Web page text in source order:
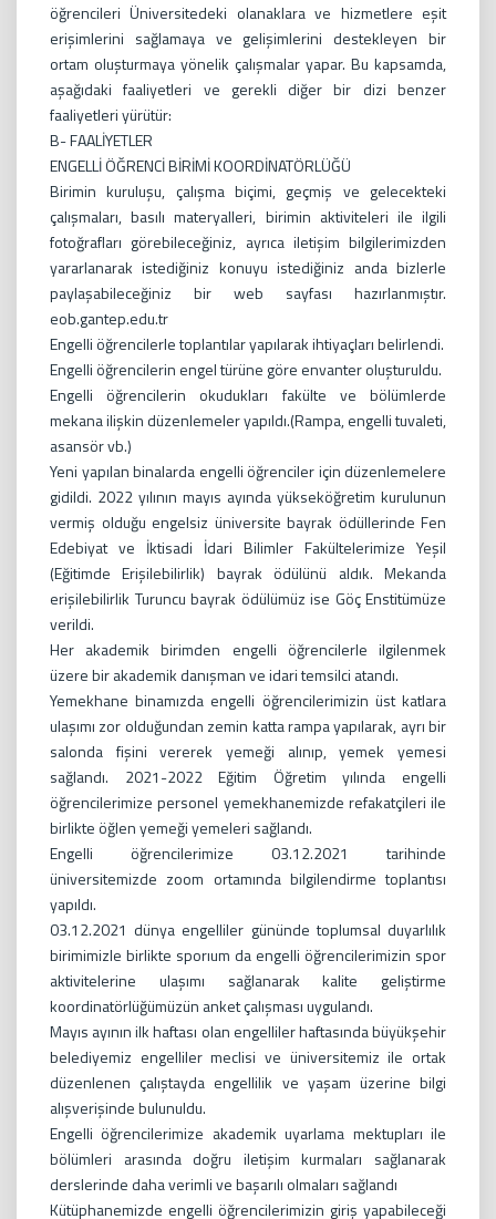
öğrencileri Üniversitedeki olanaklara ve hizmetlere eşit
erişimlerini sağlamaya ve gelişimlerini destekleyen bir
ortam oluşturmaya yönelik çalışmalar yapar. Bu kapsamda,
aşağıdaki faaliyetleri ve gerekli diğer bir dizi benzer
faaliyetleri yürütür:
B- FAALİYETLER
ENGELLİ ÖĞRENCİ BİRİMİ KOORDİNATÖRLÜĞÜ
Birimin kuruluşu, çalışma biçimi, geçmiş ve gelecekteki
çalışmaları, basılı materyalleri, birimin aktiviteleri ile ilgili
fotoğrafları görebileceğiniz, ayrıca iletişim bilgilerimizden
yararlanarak istediğiniz konuyu istediğiniz anda bizlerle
paylaşabileceğiniz bir web sayfası hazırlanmıştır.
eob.gantep.edu.tr
Engelli öğrencilerle toplantılar yapılarak ihtiyaçları belirlendi.
Engelli öğrencilerin engel türüne göre envanter oluşturuldu.
Engelli öğrencilerin okudukları fakülte ve bölümlerde
mekana ilişkin düzenlemeler yapıldı.(Rampa, engelli tuvaleti,
asansör vb.)
Yeni yapılan binalarda engelli öğrenciler için düzenlemelere
gidildi. 2022 yılının mayıs ayında yükseköğretim kurulunun
vermiş olduğu engelsiz üniversite bayrak ödüllerinde Fen
Edebiyat ve İktisadi İdari Bilimler Fakültelerimize Yeşil
(Eğitimde Erişilebilirlik) bayrak ödülünü aldık. Mekanda
erişilebilirlik Turuncu bayrak ödülümüz ise Göç Enstitümüze
verildi.
Her akademik birimden engelli öğrencilerle ilgilenmek
üzere bir akademik danışman ve idari temsilci atandı.
Yemekhane binamızda engelli öğrencilerimizin üst katlara
ulaşımı zor olduğundan zemin katta rampa yapılarak, ayrı bir
salonda fişini vererek yemeği alınıp, yemek yemesi
sağlandı. 2021-2022 Eğitim Öğretim yılında engelli
öğrencilerimize personel yemekhanemizde refakatçileri ile
birlikte öğlen yemeği yemeleri sağlandı.
Engelli öğrencilerimize 03.12.2021 tarihinde
üniversitemizde zoom ortamında bilgilendirme toplantısı
yapıldı.
03.12.2021 dünya engelliler gününde toplumsal duyarlılık
birimimizle birlikte sporıum da engelli öğrencilerimizin spor
aktivitelerine ulaşımı sağlanarak kalite geliştirme
koordinatörlüğümüzün anket çalışması uygulandı.
Mayıs ayının ilk haftası olan engelliler haftasında büyükşehir
belediyemiz engelliler meclisi ve üniversitemiz ile ortak
düzenlenen çalıştayda engellilik ve yaşam üzerine bilgi
alışverişinde bulunuldu.
Engelli öğrencilerimize akademik uyarlama mektupları ile
bölümleri arasında doğru iletişim kurmaları sağlanarak
derslerinde daha verimli ve başarılı olmaları sağlandı
Kütüphanemizde engelli öğrencilerimizin giriş yapabileceği